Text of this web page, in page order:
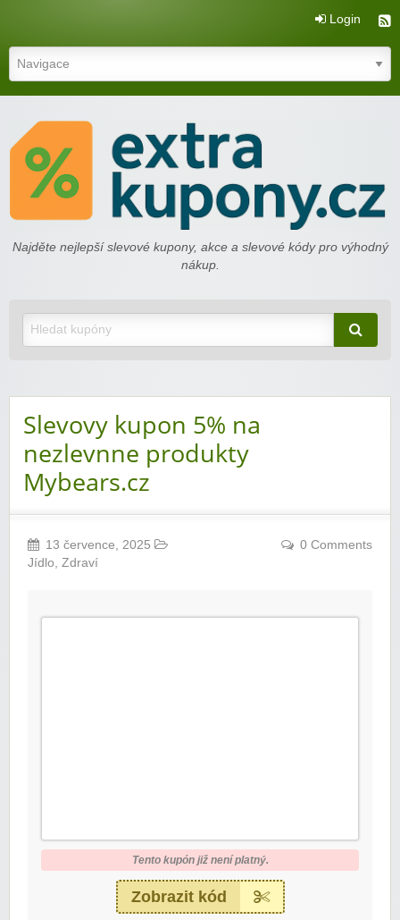
Login
extrakupony.cz
Najděte nejlepší slevové kupony, akce a slevové kódy pro výhodný
nákup.
Slevovy kupon 5% na
nezlevnne produkty
Mybears.cz
13 července, 2025
Jídlo, Zdraví
0 Comments
Tento kupón již není platný.
Zobrazit kód